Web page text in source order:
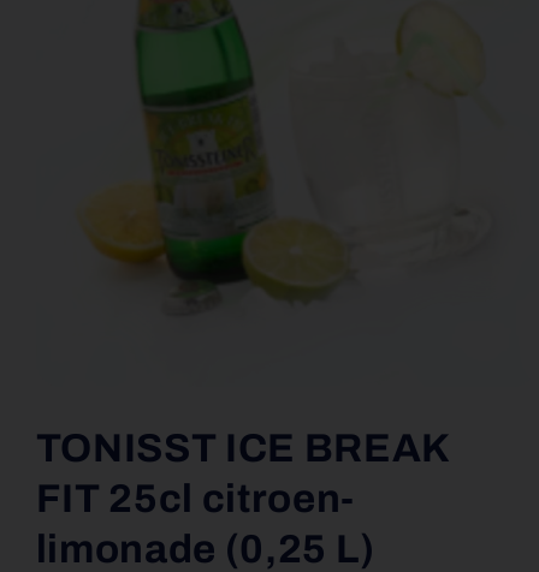
openen
modaal
TONISST ICE BREAK
FIT 25cl citroen-
limonade (0,25 L)